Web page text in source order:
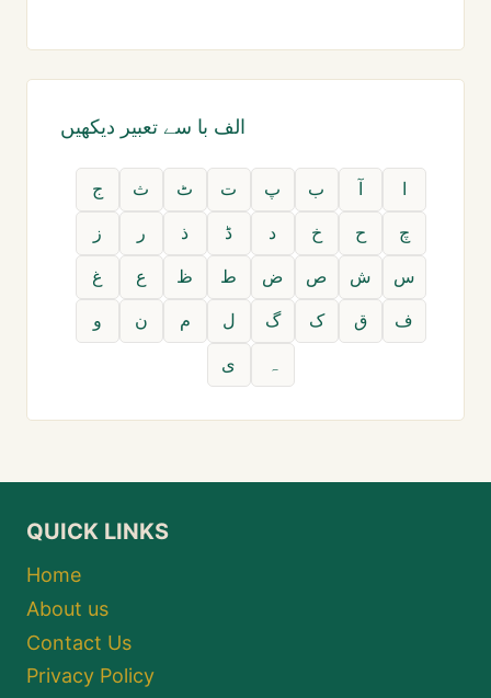
الف با سے تعبیر دیکھیں
ا آ ب پ ت ٹ ث
ج
چ
ح خ د ڈ ذ ر
ز
س
ش ص ض ط ظ ع
غ
ف
ق ک گ ل م ن
و
ہ
ی
QUICK LINKS
Home
About us
Contact Us
Privacy Policy